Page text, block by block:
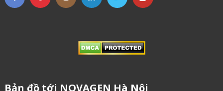
Bản đồ tới NOVAGEN Hà Nội